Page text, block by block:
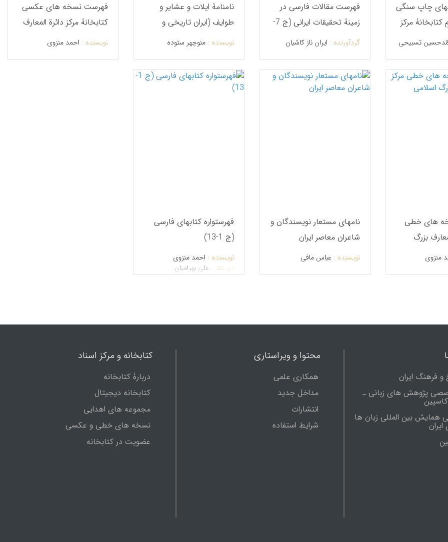
چاپ سنگی
مرکز
بزرگ اسلامی
تسبیحی
فهرست مقالات فارسی در
زمینۀ تحقیقات ایرانی (ج 7-
13)
گردآورنده : ایران ناز کاشیان
نامنامۀ ایلات و عشایر و
طوایف (ایران تاریخی و
فرهنگی)
نویسنده : منوچهر ستوده
فهرست نسخه های عکسی
کتابخانۀ مرکز دائرة المعارف
بزرگ اسلامی
نویسنده : احمد منزوی
های خطی
بزرگ
منزوی
نامهای مستعار نویسندگان و
شاعران معاصر ایران
نویسنده : عباس مافی
فهرستواره کتابهای فارسی
(ج 1-13)
نویسنده : احمد منزوی
زیر نظر : علی بهرامیان
و فرهنگ ایران
پژوهش های زبانی ـ
همایش بین المللی زبان ها
محتوا و ویراستاری
همکاری علمی
مداخل جدید
انتشارات
شرایط استفاده
کتابخانه و مرکز اسناد
دربارۀ کتابخانه
کتابخانه دیجیتال
مجموعه های اهدایی
نسخه های خطی و عکسی
عضویت در کتابخانه